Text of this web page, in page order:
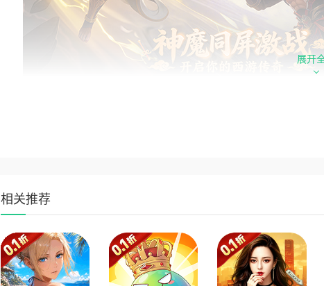
2、开服登录豪礼：新玩家登录即领648代金券，开局福利直
3、全时段活跃福利：角色升级、在线挂机、完成各类任务
4、上线顶配特权：上线免费解锁全套VIP特权，绝版法宝、
展开
相关推荐